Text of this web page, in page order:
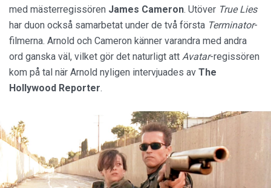
med mästerregissören James Cameron. Utöver True Lies
har duon också samarbetat under de två första Terminator-
filmerna. Arnold och Cameron känner varandra med andra
ord ganska väl, vilket gör det naturligt att Avatar-regissören
kom på tal när Arnold nyligen intervjuades av The
Hollywood Reporter.